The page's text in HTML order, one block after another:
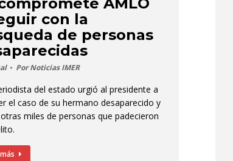
con la
de personas
PorNoticias IMER
del estado urgió al presidente a
el caso de su hermano desaparecido y
miles de personas que padecieron